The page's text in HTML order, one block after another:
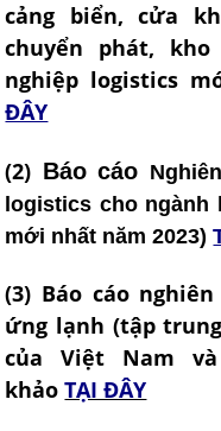
cảng biển, cửa
chuyển phát,
nghiệp logistics
ĐÂY
(2) Báo cáo
logistics cho ngành
mới nhất năm 2023)
(3) Báo cáo
ứng lạnh (tập
của Việt Nam
khảoTẠI ĐÂY